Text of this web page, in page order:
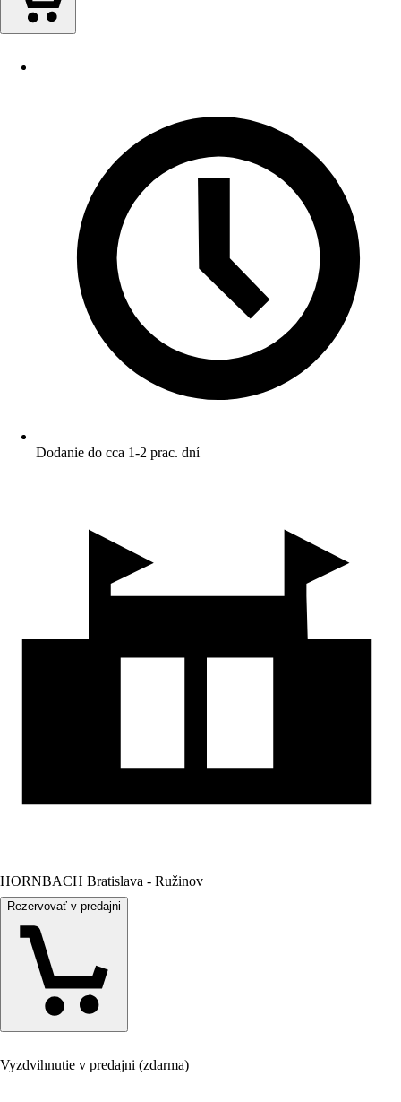
Dodanie do cca 1-2 prac. dní
HORNBACH Bratislava - Ružinov
Rezervovať v predajni
Vyzdvihnutie v predajni (zdarma)